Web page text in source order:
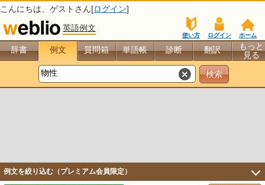
こんにちは、 ゲスト さん[ログイン]
英語例文
ホーム
ログイン
使い方
辞書 例文 質問箱 単語帳 診断 翻訳
もっと
見る
例文を絞り込む（プレミアム会員限定）